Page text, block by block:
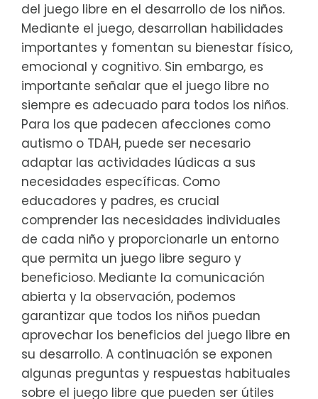
del juego libre en el desarrollo de los niños.
Mediante el juego, desarrollan habilidades
importantes y fomentan su bienestar físico,
emocional y cognitivo. Sin embargo, es
importante señalar que el juego libre no
siempre es adecuado para todos los niños.
Para los que padecen afecciones como
autismo o TDAH, puede ser necesario
adaptar las actividades lúdicas a sus
necesidades específicas. Como
educadores y padres, es crucial
comprender las necesidades individuales
de cada niño y proporcionarle un entorno
que permita un juego libre seguro y
beneficioso. Mediante la comunicación
abierta y la observación, podemos
garantizar que todos los niños puedan
aprovechar los beneficios del juego libre en
su desarrollo. A continuación se exponen
algunas preguntas y respuestas habituales
sobre el juego libre que pueden ser útiles